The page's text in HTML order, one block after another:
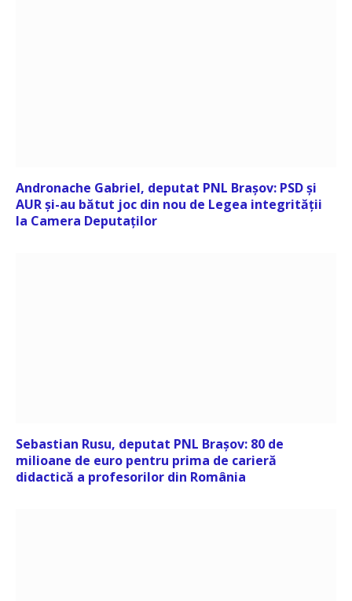
Andronache Gabriel, deputat PNL Brașov: PSD și
AUR și-au bătut joc din nou de Legea integrității
la Camera Deputaților
Sebastian Rusu, deputat PNL Brașov: 80 de
milioane de euro pentru prima de carieră
didactică a profesorilor din România